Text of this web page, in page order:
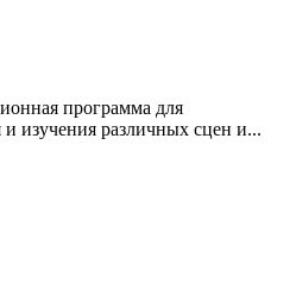
программа для
и изучения различных сцен и...